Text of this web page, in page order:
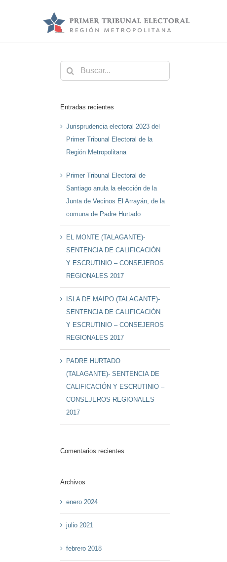
Buscar:
Entradas recientes
Jurisprudencia electoral 2023 del
Primer Tribunal Electoral de la
Región Metropolitana
Primer Tribunal Electoral de
Santiago anula la elección de la
Junta de Vecinos El Arrayán, de la
comuna de Padre Hurtado
EL MONTE (TALAGANTE)-
SENTENCIA DE CALIFICACIÓN
Y ESCRUTINIO – CONSEJEROS
REGIONALES 2017
ISLA DE MAIPO (TALAGANTE)-
SENTENCIA DE CALIFICACIÓN
Y ESCRUTINIO – CONSEJEROS
REGIONALES 2017
PADRE HURTADO
(TALAGANTE)- SENTENCIA DE
CALIFICACIÓN Y ESCRUTINIO –
CONSEJEROS REGIONALES
2017
Comentarios recientes
Archivos
enero 2024
julio 2021
febrero 2018